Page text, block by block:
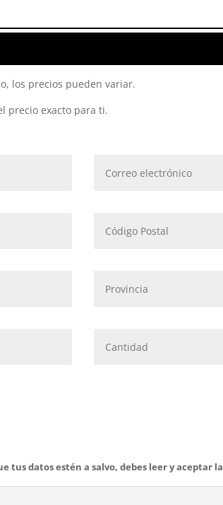
los precios pueden variar.
precio exacto para ti.
tus datos estén a salvo, debes leer y aceptar la